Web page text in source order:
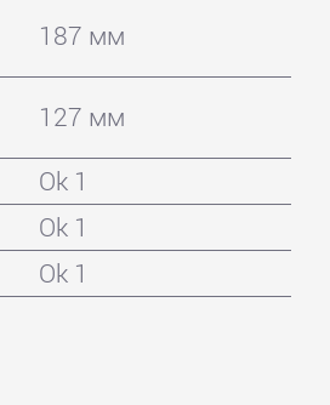
187 мм
127 мм
Ok 1
Ok 1
Ok 1